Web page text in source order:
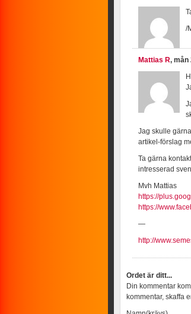
/
Mattias R, mån
Jag skulle
artikel-förslag
Ta gärna
intresserad
Mvh Mattias
https://
https://
—
http://
Ordet är ditt...
Din kommentar
kommentar, skaffa